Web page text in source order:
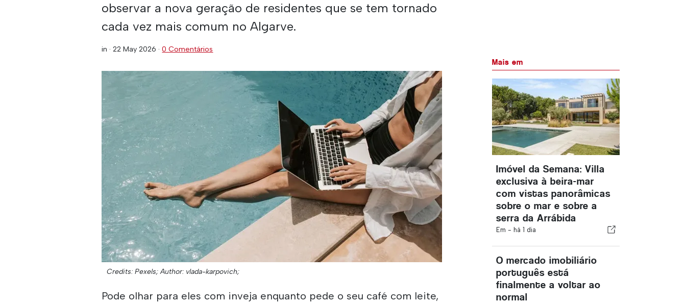
observar a nova geração de residentes que se tem tornado
cada vez mais comum no Algarve.
in ·22 May 2026 ·0 Comentários
Credits: Pexels; Author: vlada-karpovich;
Pode olhar para eles com inveja enquanto pede o seu café com leite,
Mais em
Imóvel da Semana: Villa
exclusiva à beira-mar
com vistas panorâmicas
sobre o mar e sobre a
serra da Arrábida
Em - há 1 dia
O mercado imobiliário
português está
finalmente a voltar ao
normal